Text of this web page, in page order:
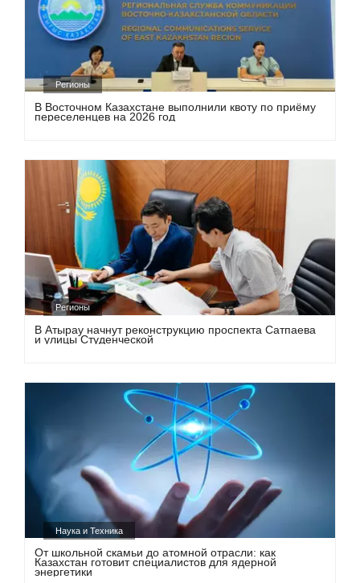
Регионы
В Восточном Казахстане выполнили квоту по приёму
переселенцев на 2026 год
Регионы
В Атырау начнут реконструкцию проспекта Сатпаева
и улицы Студенческой
Наука и Техника
От школьной скамьи до атомной отрасли: как
Казахстан готовит специалистов для ядерной
энергетики